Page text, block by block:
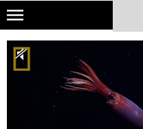
Skip
main
content
NATIONAL GEOGRAPHIC
TRAVELER
PODCASTY